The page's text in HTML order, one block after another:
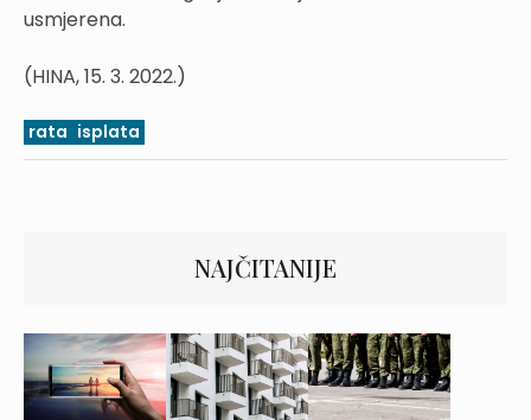
usmjerena.
(HINA, 15. 3. 2022.)
rata isplata
NAJČITANIJE